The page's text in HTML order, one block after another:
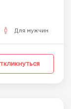
Для мужчин